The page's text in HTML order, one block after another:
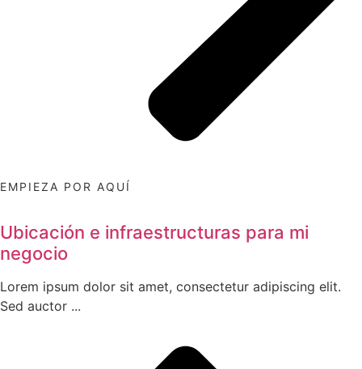
EMPIEZA POR AQUÍ
Ubicación e infraestructuras para mi
negocio
Lorem ipsum dolor sit amet, consectetur adipiscing elit.
Sed auctor ...